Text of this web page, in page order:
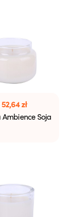
52,64zł
Ambience Soja